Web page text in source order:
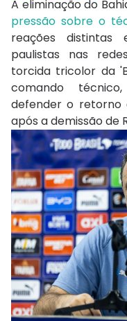
A eliminação do
pressão sobre o
reações distintas
paulistas nas
torcida tricolor da
comando
defender o retorno
após a demissão de